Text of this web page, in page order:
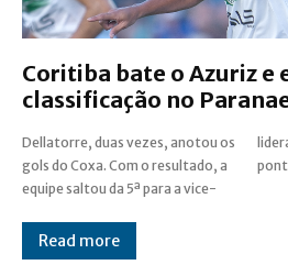
Coritiba bate o Azuriz e
classificação no
Dellatorre, duas vezes, anotou os
gols do Coxa. Com o resultado, a
equipe saltou da 5ª para a vice-
liderança do Estadual, com 16
Read more